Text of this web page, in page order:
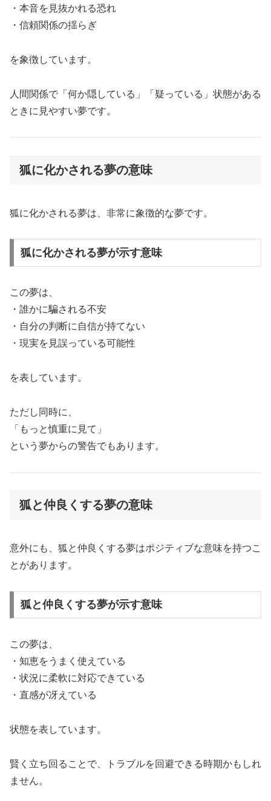
・本音を見抜かれる恐れ
・信頼関係の揺らぎ
を象徴しています。
人間関係で「何か隠している」「疑っている」状態がある
ときに見やすい夢です。
狐に化かされる夢の意味
狐に化かされる夢は、非常に象徴的な夢です。
狐に化かされる夢が示す意味
この夢は、
・誰かに騙される不安
・自分の判断に自信が持てない
・現実を見誤っている可能性
を表しています。
ただし同時に、
「もっと慎重に見て」
という夢からの警告でもあります。
狐と仲良くする夢の意味
意外にも、狐と仲良くする夢はポジティブな意味を持つこ
とがあります。
狐と仲良くする夢が示す意味
この夢は、
・知恵をうまく使えている
・状況に柔軟に対応できている
・直感が冴えている
状態を表しています。
賢く立ち回ることで、トラブルを回避できる時期かもしれ
ません。